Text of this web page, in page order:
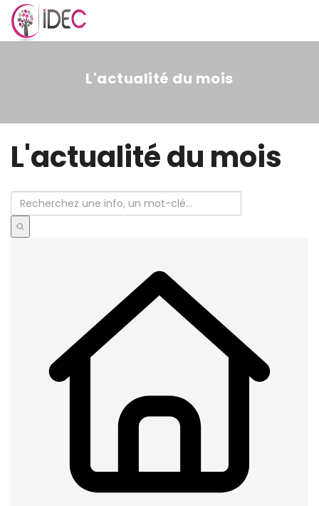
MENU
L'actualité du mois
L'actualité du mois